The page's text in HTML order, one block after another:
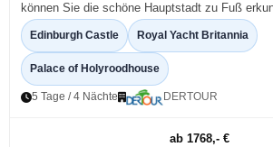
können Sie die schöne Hauptstadt zu Fuß
Edinburgh Castle Royal Yacht Britannia
Palace of Holyroodhouse
5 Tage / 4 Nächte DERTOUR
ab 1768,- €